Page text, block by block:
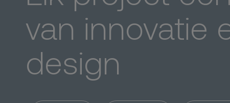
van innovatie
design